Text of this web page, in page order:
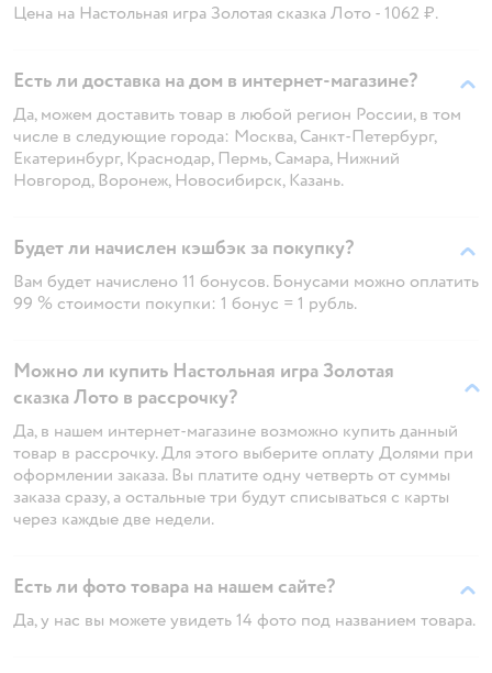
Цена на Настольная игра Золотая сказка Лото - 1062 ₽.
Есть ли доставка на дом в интернет-магазине?
Да, можем доставить товар в любой регион России, в том
числе в следующие города: Москва, Санкт-Петербург,
Екатеринбург, Краснодар, Пермь, Самара, Нижний
Новгород, Воронеж, Новосибирск, Казань.
Будет ли начислен кэшбэк за покупку?
Вам будет начислено 11 бонусов. Бонусами можно оплатить
99 % стоимости покупки: 1 бонус = 1 рубль.
Можно ли купить Настольная игра Золотая
сказка Лото в рассрочку?
Да, в нашем интернет-магазине возможно купить данный
товар в рассрочку. Для этого выберите оплату Долями при
оформлении заказа. Вы платите одну четверть от суммы
заказа сразу, а остальные три будут списываться с карты
через каждые две недели.
Есть ли фото товара на нашем сайте?
Да, у нас вы можете увидеть 14 фото под названием товара.